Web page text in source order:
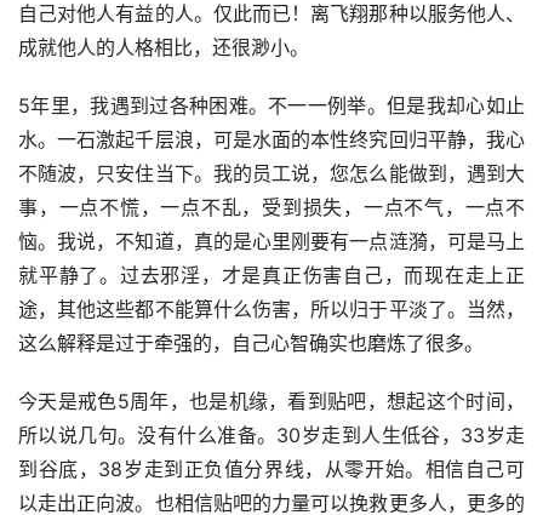
自己对他人有益的人。仅此而已！离飞翔那种以服务他人、
成就他人的人格相比，还很渺小。
5年里，我遇到过各种困难。不一一例举。但是我却心如止
水。一石激起千层浪，可是水面的本性终究回归平静，我心
不随波，只安住当下。我的员工说，您怎么能做到，遇到大
事，一点不慌，一点不乱，受到损失，一点不气，一点不
恼。我说，不知道，真的是心里刚要有一点涟漪，可是马上
就平静了。过去邪淫，才是真正伤害自己，而现在走上正
途，其他这些都不能算什么伤害，所以归于平淡了。当然，
这么解释是过于牵强的，自己心智确实也磨炼了很多。
今天是戒色5周年，也是机缘，看到贴吧，想起这个时间，
所以说几句。没有什么准备。30岁走到人生低谷，33岁走
到谷底，38岁走到正负值分界线，从零开始。相信自己可
以走出正向波。也相信贴吧的力量可以挽救更多人，更多的